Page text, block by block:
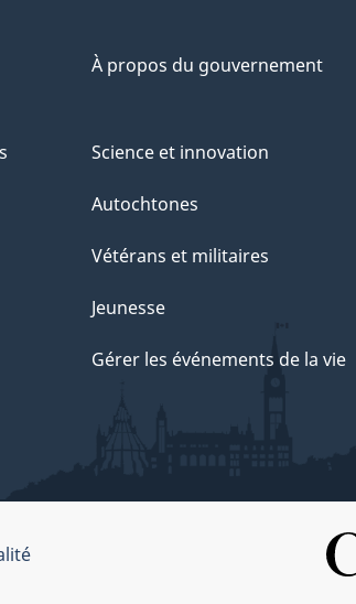
À propos du gouvernement
Science et innovation
Autochtones
Vétérans et militaires
Jeunesse
Gérer les événements de la vie